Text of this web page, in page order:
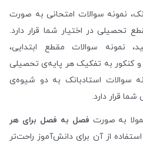
نمونه سوالات امتحانی به صورت
در اختیار شما قرار دارد.
نمونه سوالات مقطع ابتدایی،
کنکور به تفکیک هر پایه‌ی تحصیلی
سوالات استادبانک به دو شیوه‌ی
به صورت فصل به فصل برای هر
از آن برای دانش‌آموز راحت‌تر